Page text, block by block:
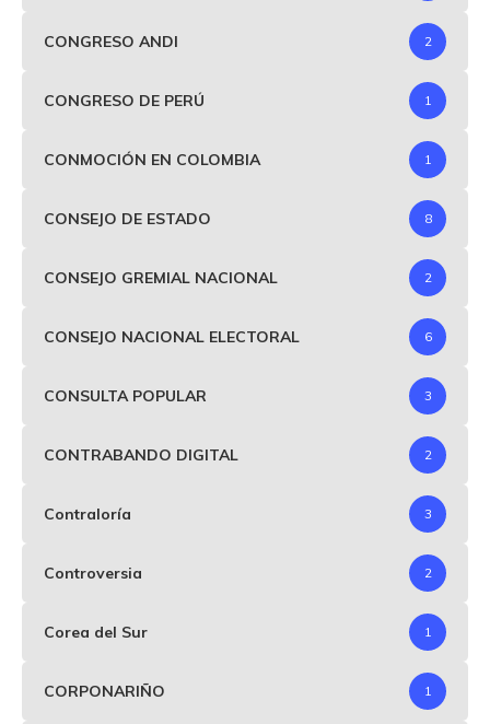
CONGRESO ANDI 2
CONGRESO DE PERÚ 1
CONMOCIÓN EN COLOMBIA 1
CONSEJO DE ESTADO 8
CONSEJO GREMIAL NACIONAL 2
CONSEJO NACIONAL ELECTORAL 6
CONSULTA POPULAR 3
CONTRABANDO DIGITAL 2
Contraloría 3
Controversia 2
Corea del Sur 1
CORPONARIÑO 1